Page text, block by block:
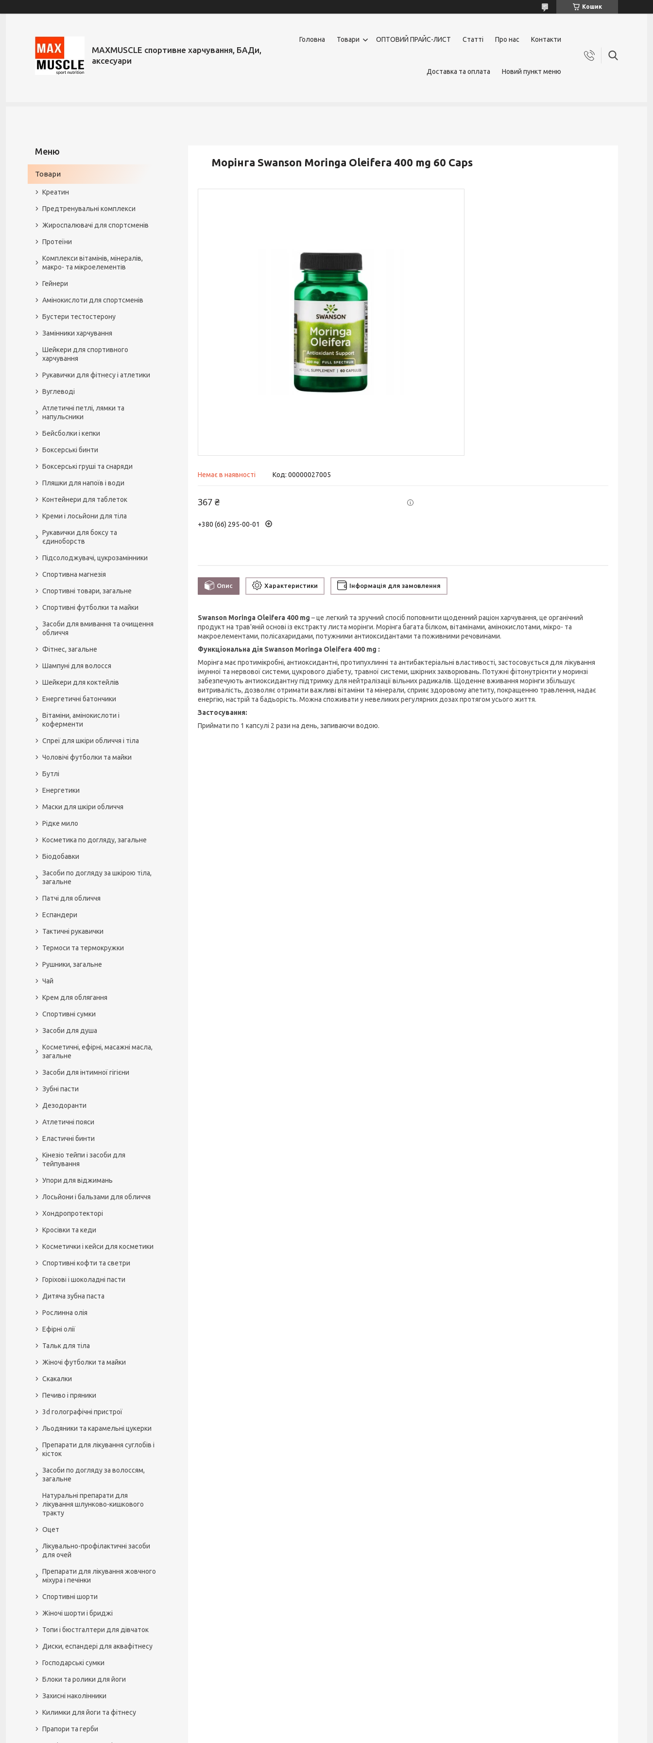
Кошик
MAXMUSCLE спортивне харчування, БАДи,
аксесуари
Головна Товари OПТОВИЙ ПРАЙС-ЛИСТ Статті Про нас Контакти
Доставка та оплата Новий пункт меню
Морінга Swanson Moringa Oleifera 400 mg 60 Caps
Немає в наявності Код: 00000027005
367 ₴
+380 (66) 295-00-01
Опис Характеристики Інформація для замовлення
Swanson Moringa Oleifera 400 mg – це легкий та зручний спосіб поповнити щоденний раціон харчування, це органічний
продукт на трав'яній основі із екстракту листа морінги. Морінга багата білком, вітамінами, амінокислотами, мікро- та
макроелементами, полісахаридами, потужними антиоксидантами та поживними речовинами.
Функціональна дія Swanson Moringa Oleifera 400 mg :
Морінга має протимікробні, антиоксидантні, протипухлинні та антибактеріальні властивості, застосовується для лікування
імунної та нервової системи, цукрового діабету, травної системи, шкірних захворювань. Потужні фітонутрієнти у моринзі
забезпечують антиоксидантну підтримку для нейтралізації вільних радикалів. Щоденне вживання морінги збільшує
витривалість, дозволяє отримати важливі вітаміни та мінерали, сприяє здоровому апетиту, покращенню травлення, надає
енергію, настрій та бадьорість. Можна споживати у невеликих регулярних дозах протягом усього життя.
Застосування:
Приймати по 1 капсулі 2 рази на день, запиваючи водою.
Товари
Креатин
Предтренувальні комплекси
Жироспалювачі для спортсменів
Протеїни
Комплекси вітамінів, мінералів,
макро- та мікроелементів
Гейнери
Амінокислоти для спортсменів
Бустери тестостерону
Замінники харчування
Шейкери для спортивного
харчування
Рукавички для фітнесу і атлетики
Вуглеводі
Атлетичні петлі, лямки та
напульсники
Бейсболки і кепки
Боксерські бинти
Боксерські груші та снаряди
Пляшки для напоїв і води
Контейнери для таблеток
Креми і лосьйони для тіла
Рукавички для боксу та
єдиноборств
Підсолоджувачі, цукрозамінники
Спортивна магнезія
Спортивні товари, загальне
Спортивні футболки та майки
Засоби для вмивання та очищення
обличчя
Фітнес, загальне
Шампуні для волосся
Шейкери для коктейлів
Енергетичні батончики
Вітаміни, амінокислоти і
коферменти
Спреї для шкіри обличчя і тіла
Чоловічі футболки та майки
Бутлі
Енергетики
Маски для шкіри обличчя
Рідке мило
Косметика по догляду, загальне
Біодобавки
Засоби по догляду за шкірою тіла,
загальне
Патчі для обличчя
Еспандери
Тактичні рукавички
Термоси та термокружки
Рушники, загальне
Чай
Крем для облягання
Спортивні сумки
Засоби для душа
Косметичні, ефірні, масажні масла,
загальне
Засоби для інтимної гігієни
Зубні пасти
Дезодоранти
Атлетичні пояси
Еластичні бинти
Кінезіо тейпи і засоби для
тейпування
Упори для віджимань
Лосьйони і бальзами для обличчя
Хондропротекторі
Кросівки та кеди
Косметички і кейси для косметики
Спортивні кофти та светри
Горіхові і шоколадні пасти
Дитяча зубна паста
Рослинна олія
Ефірні олії
Тальк для тіла
Жіночі футболки та майки
Скакалки
Печиво і пряники
3d голографічні пристрої
Льодяники та карамельні цукерки
Препарати для лікування суглобів і
кісток
Засоби по догляду за волоссям,
загальне
Натуральні препарати для
лікування шлунково-кишкового
тракту
Оцет
Лікувально-профілактичні засоби
для очей
Препарати для лікування жовчного
міхура і печінки
Спортивні шорти
Жіночі шорти і бриджі
Топи і бюстгалтери для дівчаток
Диски, еспандері для аквафітнесу
Господарські сумки
Блоки та ролики для йоги
Захисні наколінники
Килимки для йоги та фітнесу
Прапори та герби